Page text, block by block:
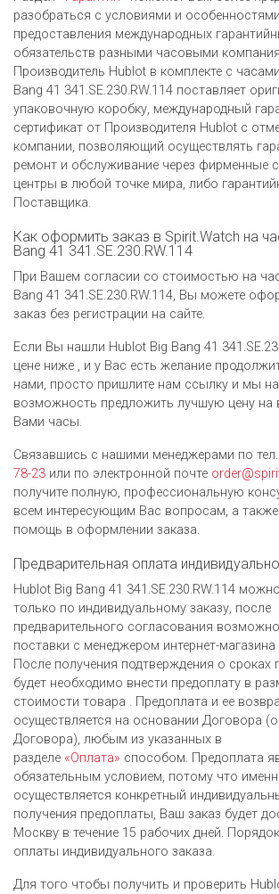
разобраться с условиями и особенностями
предоставления международных
обязательств разными часовыми
Производитель Hublot в комплекте с
Bang 41 341.SE.230.RW.114 поставляет
упаковочную коробку, международный
сертификат от Производителя Hublot c
компании, позволяющий осуществлять
ремонт и обслуживание через фирменные
центры в любой точке мира, либо
Поставщика.
Как оформить заказ в Spirit.Watch на
Bang 41 341.SE.230.RW.114
При Вашем согласии со стоимостью на
Bang 41 341.SE.230.RW.114, Вы можете
заказ без регистрации на сайте.
Если Вы нашли Hublot Big Bang 41
цене ниже , и у Вас есть желание
нами, просто пришлите нам ссылку и мы
возможность предложить лучшую цену на
Вами часы.
Связавшись с нашими менеджерами по тел.:
78-23 или по электронной почте
получите полную, профессиональную
всем интересующим Вас вопросам, а
помощь в оформлении заказа.
Предварительная оплата
Hublot Big Bang 41 341.SE.230.RW.114
только по индивидуальному заказу, после
предварительного согласования
поставки с менеджером интернет-магазина
После получения подтверждения о сроках
будет необходимо внести предоплату в
стоимости товара . Предоплата и ее
осуществляется на основании Договора
Договора), любым из указанных в
разделе «Оплата» способом. Предоплата
обязательным условием, потому что
осуществляется конкретный
получения предоплаты, Ваш заказ будет
Москву в течение 15 рабочих дней.
оплаты индивидуального заказа.
Для того чтобы получить и проверить